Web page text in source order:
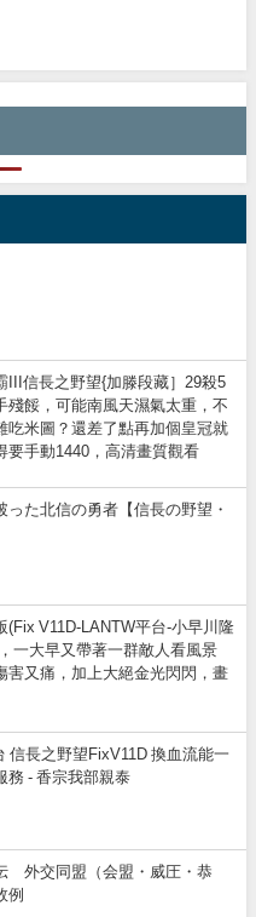
III信長之野望{加滕段藏］29殺5
殘餒，可能南風天濕氣太重，不
吃米圖？還差了點再加個皇冠就
要手動1440，高清畫質觀看
った北信の勇者【信長の野望・
(Fix V11D-LANTW平台-小早川隆
一大早又帶著一群敵人看風景
害又痛，加上大絕金光閃閃，畫
信長之野望FixV11D 換血流能一
務 - 香宗我部親泰
外交同盟（会盟・威圧・恭
例